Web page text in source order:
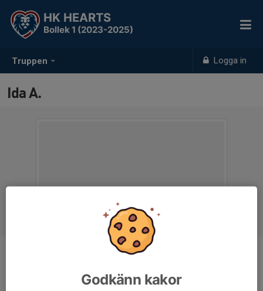
Truppen Logga in
HK HEARTS
Bollek 1 (2023-2025)
Ida A.
Godkänn kakor